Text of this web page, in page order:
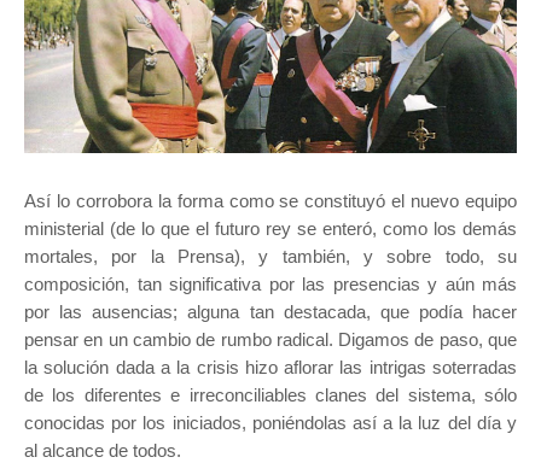
Así lo corrobora la forma como se constituyó el nuevo equipo
ministerial (de lo que el futuro rey se enteró, como los demás
mortales, por la Prensa), y también, y sobre todo, su
composición, tan significativa por las presencias y aún más
por las ausencias; alguna tan destacada, que podía hacer
pensar en un cambio de rumbo radical. Digamos de paso, que
la solución dada a la crisis hizo aflorar las intrigas soterradas
de los diferentes e irreconciliables clanes del sistema, sólo
conocidas por los iniciados, poniéndolas así a la luz del día y
al alcance de todos.